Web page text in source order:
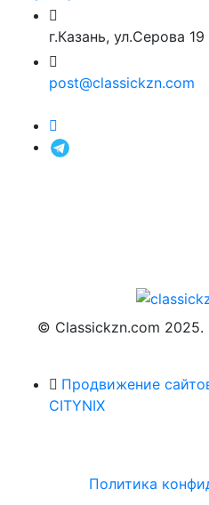
г.Казань, ул.Серова 19
post@classickzn.com
© Classickzn.com
Продвижение
CITYNIX
Политика